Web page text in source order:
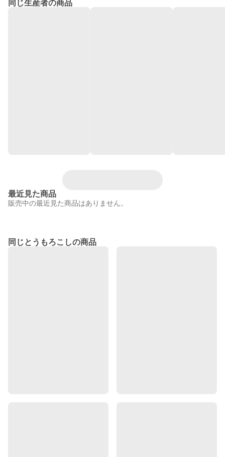
同じ生産者の商品
最近見た商品
販売中の最近見た商品はありません。
同じとうもろこしの商品